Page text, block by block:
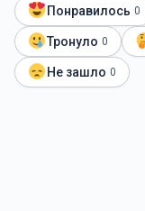
Понравилось 0
Тронуло 0
Не зашло 0